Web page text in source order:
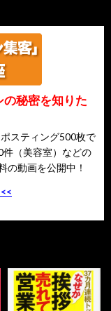
秘密を知りた
スティング500枚で
（美容室）などの
の動画を公開中！